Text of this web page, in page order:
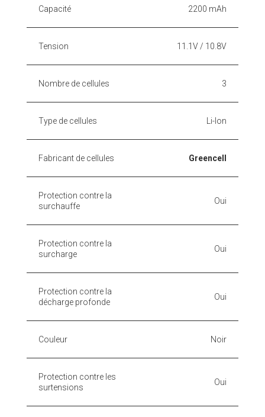
Capacité 2200 mAh
Tension 11.1V / 10.8V
Nombre de cellules 3
Type de cellules Li-Ion
Fabricant de cellules Greencell
Protection contre la
surchauffe
Oui
Protection contre la
surcharge
Oui
Protection contre la
décharge profonde
Oui
Couleur Noir
Protection contre les
surtensions
Oui